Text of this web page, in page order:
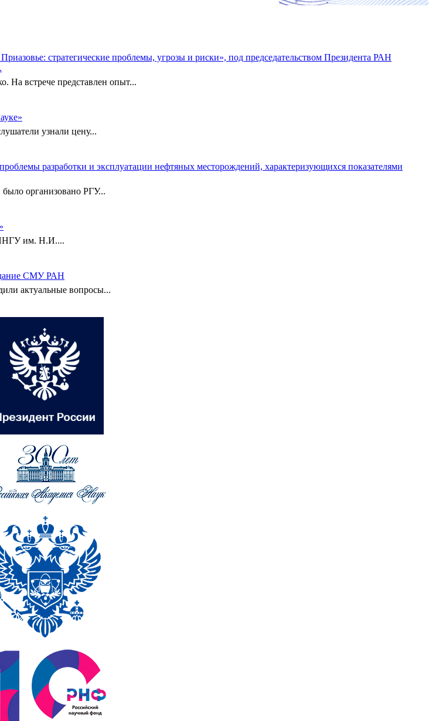
стратегические проблемы, угрозы и риски», под председательством Президента РАН
встрече представлен опыт...
узнали цену...
разработки и эксплуатации нефтяных месторождений, характеризующихся показателями
организовано РГУ...
ННГУ им. Н.И....
СМУ РАН
актуальные вопросы...